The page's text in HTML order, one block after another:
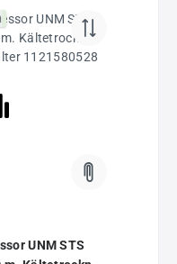
UNM STS